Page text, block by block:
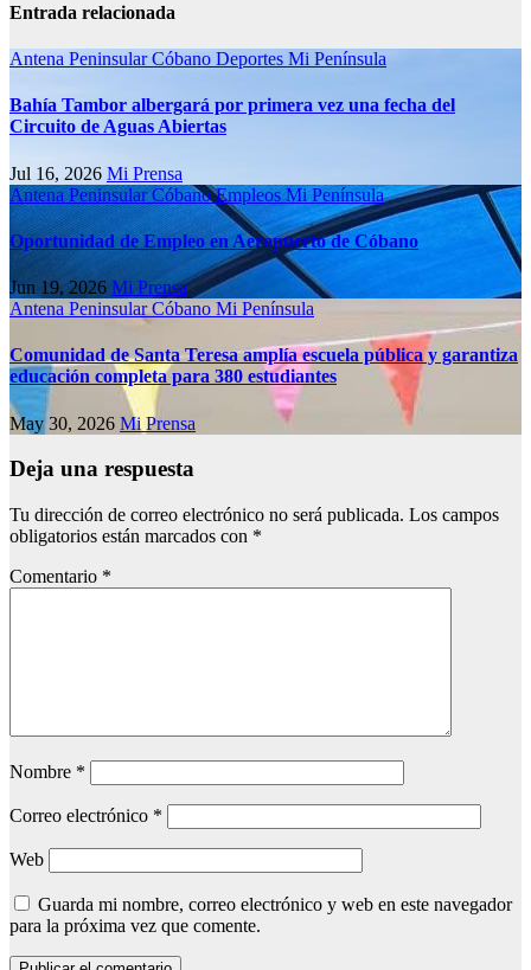
Entrada relacionada
Antena PeninsularCóbano Deportes Mi Península
Bahía Tambor albergará por primera vez una fecha del
Circuito de Aguas Abiertas
Jul 16, 2026 Mi Prensa
Antena PeninsularCóbanoEmpleos Mi Península
Oportunidad de Empleo en Aeropuerto de Cóbano
Jun 19, 2026 Mi Prensa
Antena PeninsularCóbano Mi Península
Comunidad de Santa Teresa amplía escuela pública y garantiza
educación completa para 380 estudiantes
May 30, 2026 Mi Prensa
Deja una respuesta
Tu dirección de correo electrónico no será publicada. Los campos
obligatorios están marcados con *
Comentario *
Nombre *
Correo electrónico *
Web
Guarda mi nombre, correo electrónico y web en este navegador
para la próxima vez que comente.